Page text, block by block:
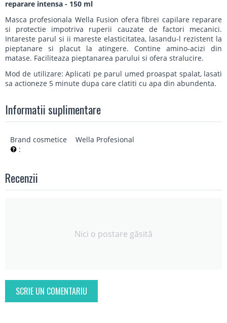
reparare intensa - 150 ml
Masca profesionala Wella Fusion ofera fibrei capilare reparare
si protectie impotriva ruperii cauzate de factori mecanici.
Intareste parul si ii mareste elasticitatea, lasandu-l rezistent la
pieptanare si placut la atingere. Contine amino-acizi din
matase. Faciliteaza pieptanarea parului si ofera stralucire.
Mod de utilizare: Aplicati pe parul umed proaspat spalat, lasati
sa actioneze 5 minute dupa care clatiti cu apa din abundenta.
Informatii suplimentare
Brand cosmetice
:
Wella Profesional
Recenzii
Nici o postare găsită
SCRIE UN COMENTARIU